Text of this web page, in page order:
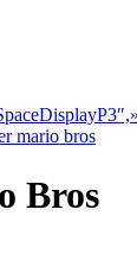
Bros